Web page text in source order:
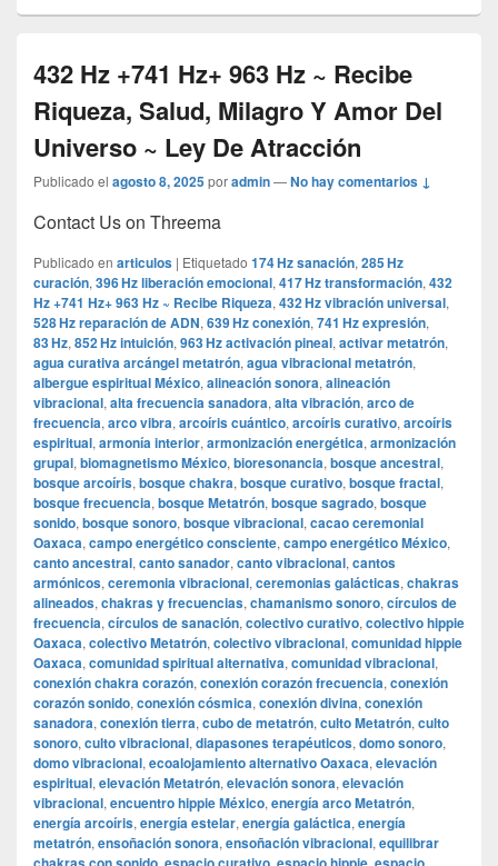
432 Hz +741 Hz+ 963 Hz ~ Recibe
Riqueza, Salud, Milagro Y Amor Del
Universo ~ Ley De Atracción
Publicado el agosto 8, 2025poradmin—No hay comentarios ↓
Contact Us on Threema
Publicado en articulos | Etiquetado 174 Hz sanación, 285 Hz
curación, 396 Hz liberación emocional, 417 Hz transformación, 432
Hz +741 Hz+ 963 Hz ~ Recibe Riqueza, 432 Hz vibración universal,
528 Hz reparación de ADN, 639 Hz conexión, 741 Hz expresión,
83 Hz, 852 Hz intuición, 963 Hz activación pineal, activar metatrón,
agua curativa arcángel metatrón, agua vibracional metatrón,
albergue espiritual México, alineación sonora, alineación
vibracional, alta frecuencia sanadora, alta vibración, arco de
frecuencia, arco vibra, arcoíris cuántico, arcoíris curativo, arcoíris
espiritual, armonía interior, armonización energética, armonización
grupal, biomagnetismo México, bioresonancia, bosque ancestral,
bosque arcoíris, bosque chakra, bosque curativo, bosque fractal,
bosque frecuencia, bosque Metatrón, bosque sagrado, bosque
sonido, bosque sonoro, bosque vibracional, cacao ceremonial
Oaxaca, campo energético consciente, campo energético México,
canto ancestral, canto sanador, canto vibracional, cantos
armónicos, ceremonia vibracional, ceremonias galácticas, chakras
alineados, chakras y frecuencias, chamanismo sonoro, círculos de
frecuencia, círculos de sanación, colectivo curativo, colectivo hippie
Oaxaca, colectivo Metatrón, colectivo vibracional, comunidad hippie
Oaxaca, comunidad spiritual alternativa, comunidad vibracional,
conexión chakra corazón, conexión corazón frecuencia, conexión
corazón sonido, conexión cósmica, conexión divina, conexión
sanadora, conexión tierra, cubo de metatrón, culto Metatrón, culto
sonoro, culto vibracional, diapasones terapéuticos, domo sonoro,
domo vibracional, ecoalojamiento alternativo Oaxaca, elevación
espiritual, elevación Metatrón, elevación sonora, elevación
vibracional, encuentro hippie México, energía arco Metatrón,
energía arcoíris, energía estelar, energía galáctica, energía
metatrón, ensoñación sonora, ensoñación vibracional, equilibrar